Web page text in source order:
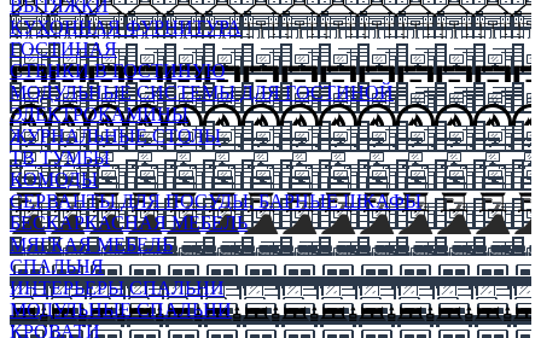
ВЫТЯЖКИ
КУХОННАЯ ФУРНИТУРА
ГОСТИНАЯ
СТЕНКИ В ГОСТИНУЮ
МОДУЛЬНЫЕ СИСТЕМЫ ДЛЯ ГОСТИНОЙ
ЭЛЕКТРОКАМИНЫ
ЖУРНАЛЬНЫЕ СТОЛЫ
ТВ ТУМБЫ
КОМОДЫ
СЕРВАНТЫ ДЛЯ ПОСУДЫ, БАРНЫЕ ШКАФЫ
БЕСКАРКАСНАЯ МЕБЕЛЬ
МЯГКАЯ МЕБЕЛЬ
СПАЛЬНЯ
ИНТЕРЬЕРЫ СПАЛЬНИ
МОДУЛЬНЫЕ СПАЛЬНИ
КРОВАТИ